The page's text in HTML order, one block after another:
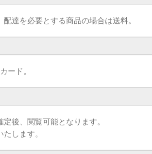
達を必要とする商品の場合は送料。
ード。
後、閲覧可能となります。
します。